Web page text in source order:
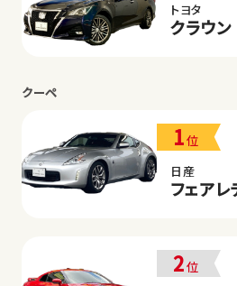
トヨタ
クラウン
クーペ
1位
日産
フェアレ
2位